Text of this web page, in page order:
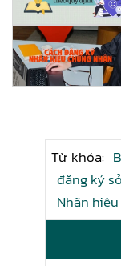
Từ khóa:
đăng ký
Nhãn hiệu